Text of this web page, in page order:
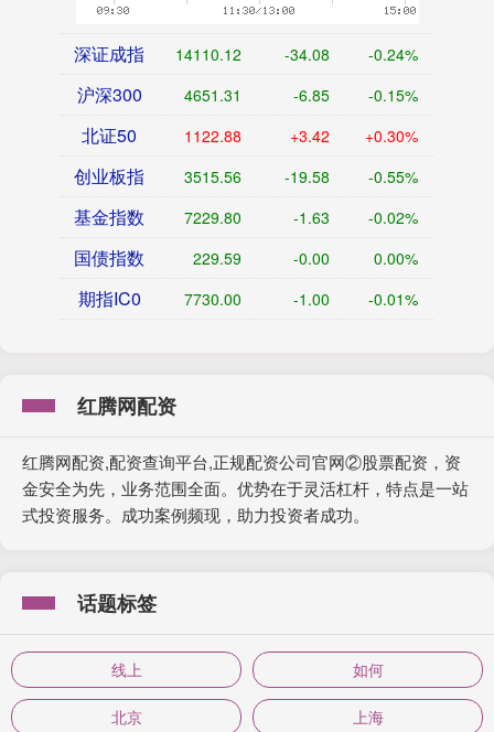
深证成指 14110.12 -34.08 -0.24%
沪深300 4651.31 -6.85 -0.15%
北证50 1122.88 +3.42 +0.30%
创业板指 3515.56 -19.58 -0.55%
基金指数 7229.80 -1.63 -0.02%
国债指数 229.59 -0.00 0.00%
期指IC0 7730.00 -1.00 -0.01%
红腾网配资
红腾网配资,配资查询平台,正规配资公司官网②股票配资，资
金安全为先，业务范围全面。优势在于灵活杠杆，特点是一站
式投资服务。成功案例频现，助力投资者成功。
话题标签
线上 如何
北京 上海